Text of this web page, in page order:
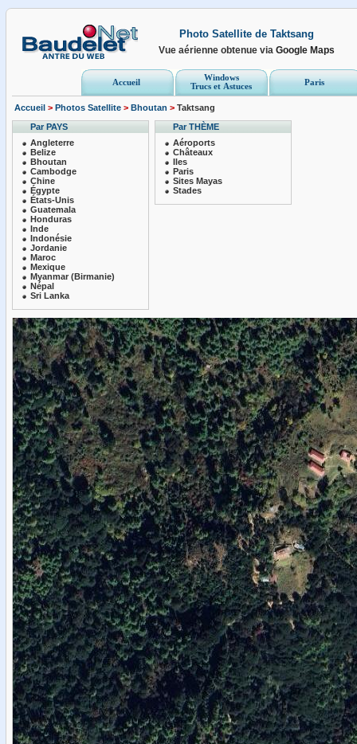
Photo Satellite de Taktsang
Vue aérienne obtenue viaGoogle Maps
Accueil
Windows
Trucs et Astuces
Paris
Accueil > Photos Satellite > Bhoutan > Taktsang
Par PAYS
Angleterre
Belize
Bhoutan
Cambodge
Chine
Égypte
États-Unis
Guatemala
Honduras
Inde
Indonésie
Jordanie
Maroc
Mexique
Myanmar (Birmanie)
Népal
Sri Lanka
Par THÈME
Aéroports
Châteaux
Iles
Paris
Sites Mayas
Stades